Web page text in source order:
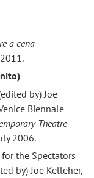
a cena
by) Joe
Biennale
Theatre
2006.
for the Spectators
by) Joe Kelleher,